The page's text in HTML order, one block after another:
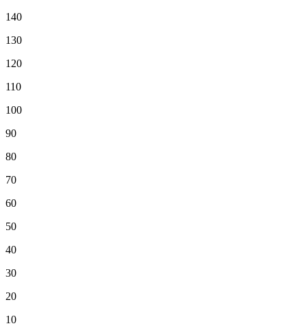
140
130
120
110
100
90
80
70
60
50
40
30
20
10